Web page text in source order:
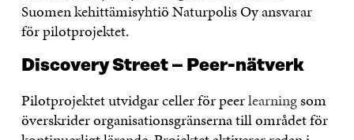
Suomen kehittämisyhtiö Naturpolis Oy ansvarar
för pilotprojektet.
Discovery Street – Peer-nätverk
Pilotprojektet utvidgar celler för peerlearningsom
överskrider organisationsgränserna till området för